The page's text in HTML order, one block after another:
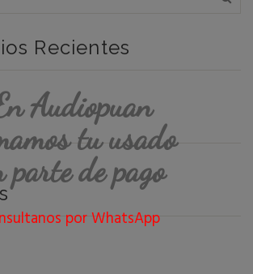
Recientes
Audiopuan
tu usado
parte de pago
por WhatsApp